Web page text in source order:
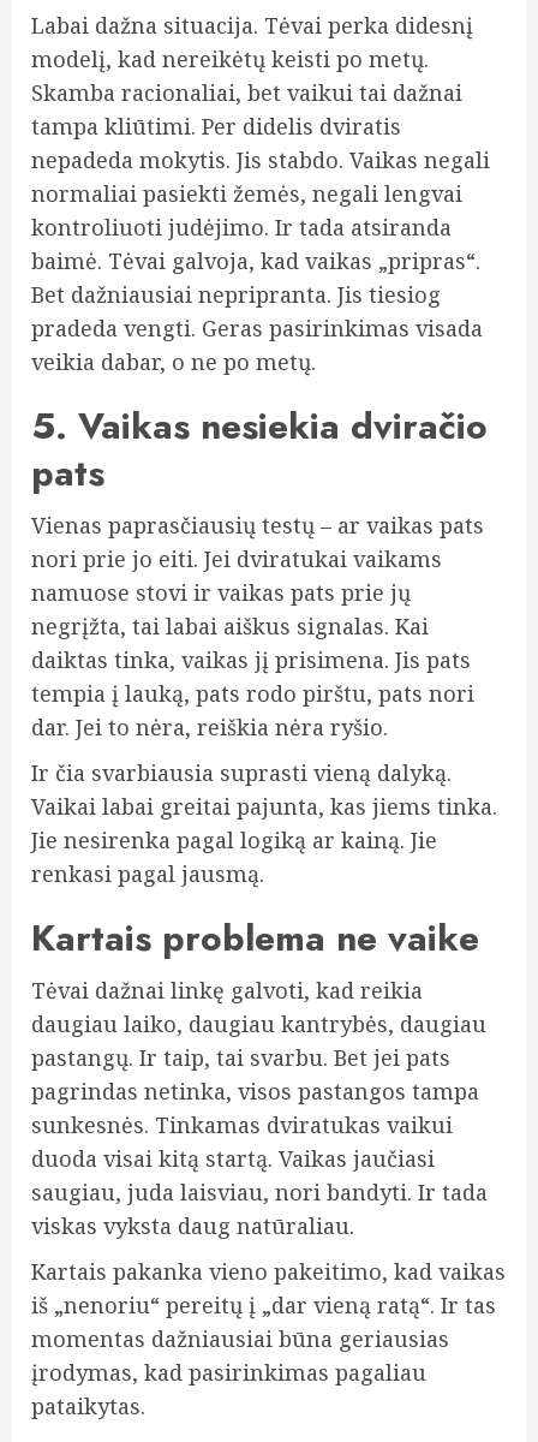
Labai dažna situacija. Tėvai perka didesnį
modelį, kad nereikėtų keisti po metų.
Skamba racionaliai, bet vaikui tai dažnai
tampa kliūtimi. Per didelis dviratis
nepadeda mokytis. Jis stabdo. Vaikas negali
normaliai pasiekti žemės, negali lengvai
kontroliuoti judėjimo. Ir tada atsiranda
baimė. Tėvai galvoja, kad vaikas „pripras“.
Bet dažniausiai nepripranta. Jis tiesiog
pradeda vengti. Geras pasirinkimas visada
veikia dabar, o ne po metų.
5. Vaikas nesiekia dviračio
pats
Vienas paprasčiausių testų – ar vaikas pats
nori prie jo eiti. Jei dviratukai vaikams
namuose stovi ir vaikas pats prie jų
negrįžta, tai labai aiškus signalas. Kai
daiktas tinka, vaikas jį prisimena. Jis pats
tempia į lauką, pats rodo pirštu, pats nori
dar. Jei to nėra, reiškia nėra ryšio.
Ir čia svarbiausia suprasti vieną dalyką.
Vaikai labai greitai pajunta, kas jiems tinka.
Jie nesirenka pagal logiką ar kainą. Jie
renkasi pagal jausmą.
Kartais problema ne vaike
Tėvai dažnai linkę galvoti, kad reikia
daugiau laiko, daugiau kantrybės, daugiau
pastangų. Ir taip, tai svarbu. Bet jei pats
pagrindas netinka, visos pastangos tampa
sunkesnės. Tinkamas dviratukas vaikui
duoda visai kitą startą. Vaikas jaučiasi
saugiau, juda laisviau, nori bandyti. Ir tada
viskas vyksta daug natūraliau.
Kartais pakanka vieno pakeitimo, kad vaikas
iš „nenoriu“ pereitų į „dar vieną ratą“. Ir tas
momentas dažniausiai būna geriausias
įrodymas, kad pasirinkimas pagaliau
pataikytas.